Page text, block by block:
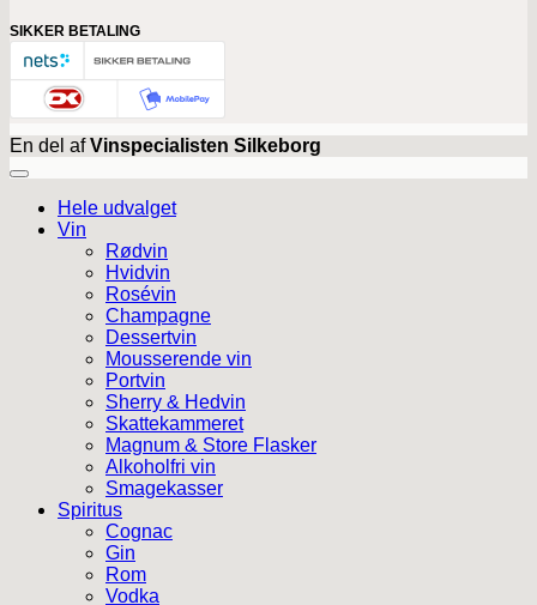
SIKKER BETALING
En del afVinspecialisten Silkeborg
Hele udvalget
Vin
Rødvin
Hvidvin
Rosévin
Champagne
Dessertvin
Mousserende vin
Portvin
Sherry & Hedvin
Skattekammeret
Magnum & Store Flasker
Alkoholfri vin
Smagekasser
Spiritus
Cognac
Gin
Rom
Vodka